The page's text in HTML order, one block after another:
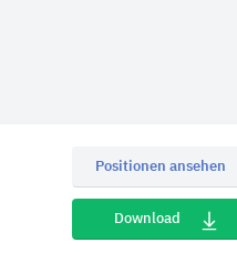
Positionen ansehen
Download